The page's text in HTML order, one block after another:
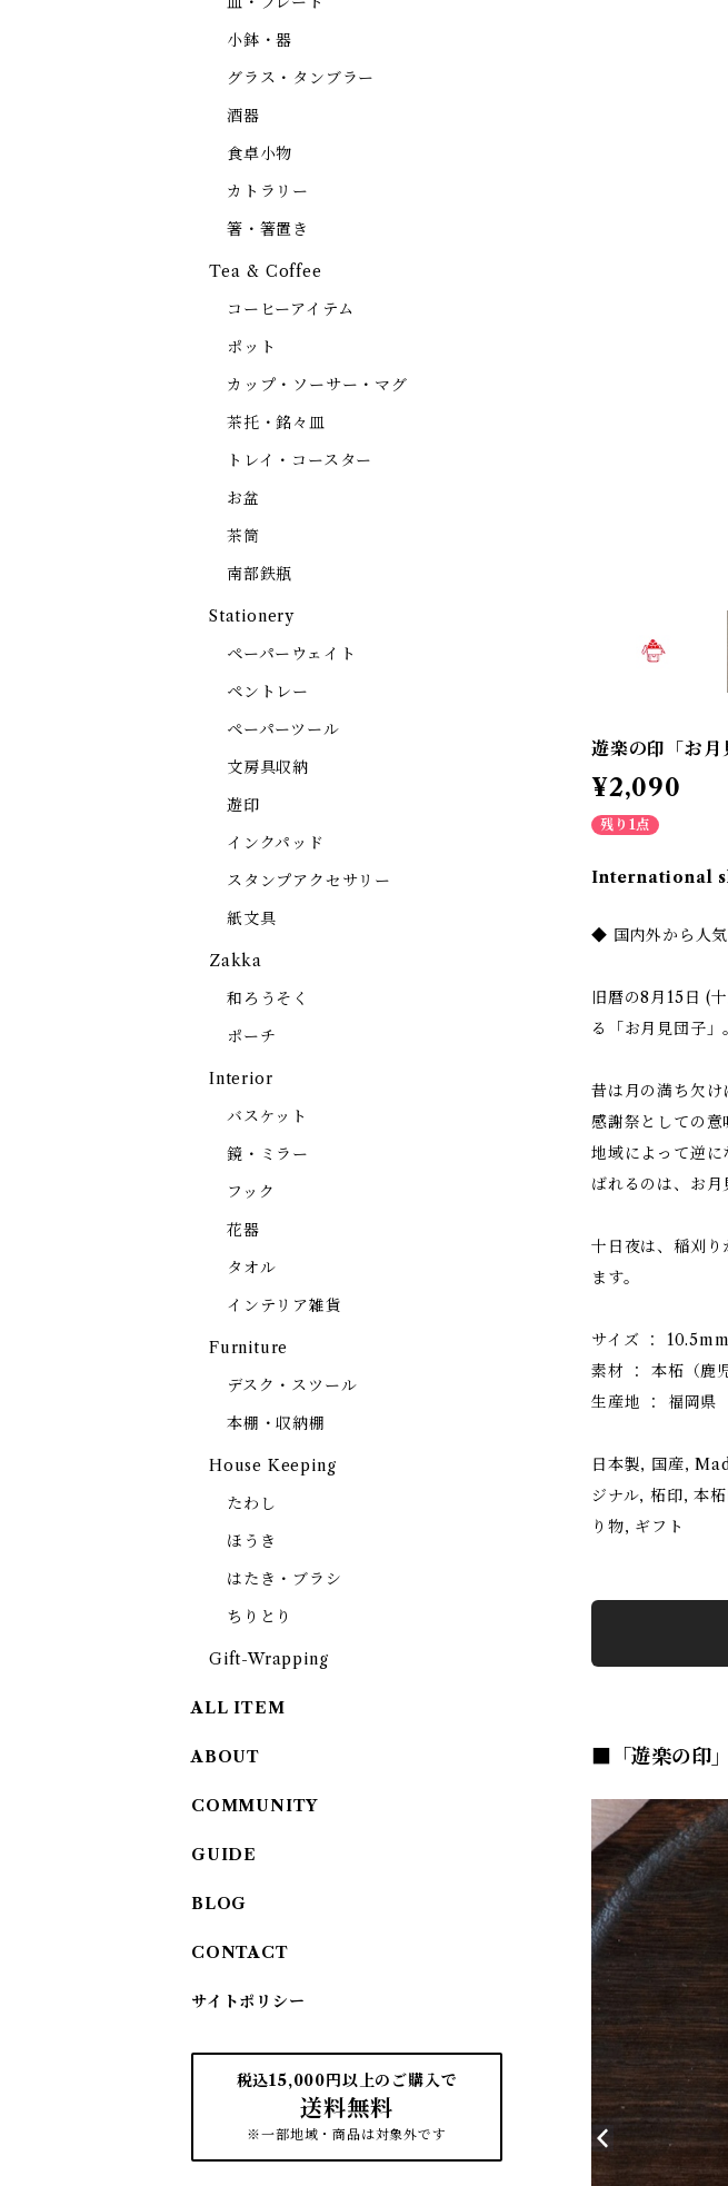
遊楽の印「お
¥2,090
残り1点
International
◆ 国内外から人
旧暦の8月15日 (
る「お月見団子
昔は月の満ち欠
感謝祭としての意
地域によって逆
ばれるのは、お月
十日夜は、稲刈
ます。
サイズ ：
素材 ： 本柘（鹿
生産地 ： 福岡県
日本製, 国産,
ジナル, 柘印, 本
り物, ギフト
■「遊楽の印
小鉢・器
グラス・タンブラー
酒器
食卓小物
カトラリー
箸・箸置き
Tea & Coffee
コーヒーアイテム
ポット
カップ・ソーサー・マグ
茶托・銘々皿
トレイ・コースター
お盆
茶筒
南部鉄瓶
Stationery
ペーパーウェイト
ペントレー
ペーパーツール
文房具収納
遊印
インクパッド
スタンプアクセサリー
紙文具
Zakka
和ろうそく
ポーチ
Interior
バスケット
鏡・ミラー
フック
花器
タオル
インテリア雑貨
Furniture
デスク・スツール
本棚・収納棚
House Keeping
たわし
ほうき
はたき・ブラシ
ちりとり
Gift-Wrapping
ALL ITEM
ABOUT
COMMUNITY
GUIDE
BLOG
CONTACT
サイトポリシー
税込15,000円以上のご購入で
送料無料
※一部地域・商品は対象外です